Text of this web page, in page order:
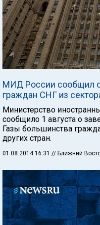
МИД России сообщил
граждан СНГ из
Министерство
сообщило 1 августа о
Газы большинства
других стран.
01.08.2014 16:31 // Ближний